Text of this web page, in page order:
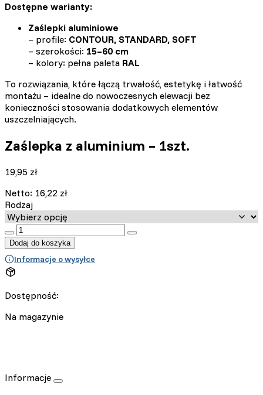
Dostępne warianty:
Zaślepki aluminiowe
– profile: CONTOUR, STANDARD, SOFT
– szerokości: 15–60 cm
– kolory: pełna paleta RAL
To rozwiązania, które łączą trwałość, estetykę i łatwość
montażu – idealne do nowoczesnych elewacji bez
konieczności stosowania dodatkowych elementów
uszczelniających.
Zaślepka z aluminium – 1szt.
19,95 zł
Netto: 16,22 zł
Rodzaj
:product_name quantity
Dodaj do koszyka
Informacje o wysyłce
Dostępność:
Na magazynie
Informacje